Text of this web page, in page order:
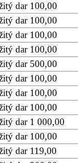
dar 100,00
dar 100,00
dar 100,00
dar 100,00
dar 500,00
dar 100,00
dar 100,00
dar 100,00
dar 1 000,00
dar 100,00
dar 119,00